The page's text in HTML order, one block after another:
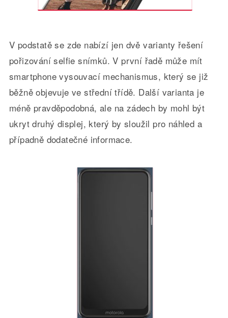
V podstatě se zde nabízí jen dvě varianty řešení
pořizování selfie snímků. V první řadě může mít
smartphone vysouvací mechanismus, který se již
běžně objevuje ve střední třídě. Další varianta je
méně pravděpodobná, ale na zádech by mohl být
ukryt druhý displej, který by sloužil pro náhled a
případně dodatečné informace.